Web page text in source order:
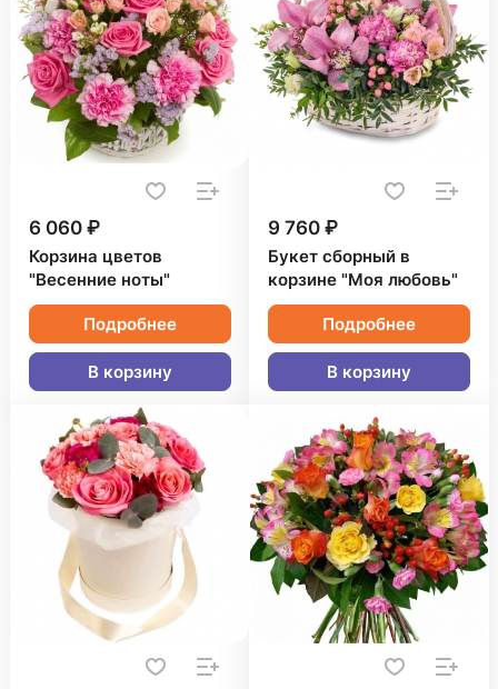
6 060 ₽
Корзина цветов
"Весенние ноты"
Подробнее
В корзину
9 760 ₽
Букет сборный в
корзине "Моя любовь"
Подробнее
В корзину